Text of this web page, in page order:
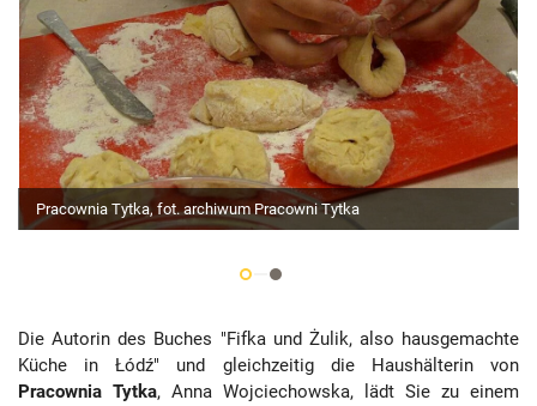
Pracownia Tytka, fot. archiwum Pracowni Tytka
Die Autorin des Buches "Fifka und Żulik, also hausgemachte
Küche in Łódź" und gleichzeitig die Haushälterin von
Pracownia Tytka, Anna Wojciechowska, lädt Sie zu einem